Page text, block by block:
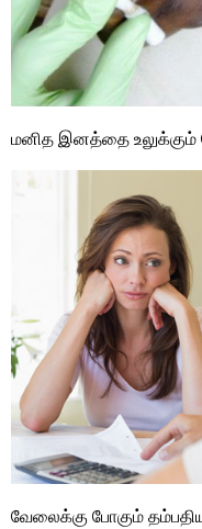
மனித இனத்தை
வேலைக்கு போகும்